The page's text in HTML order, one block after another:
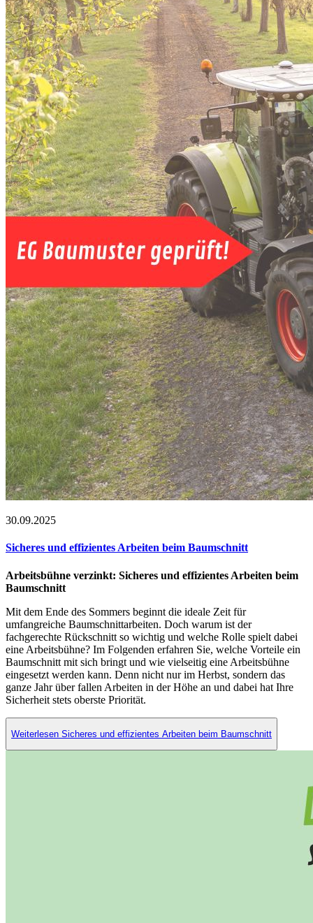
30.09.2025
Sicheres und effizientes Arbeiten beim Baumschnitt
Arbeitsbühne verzinkt: Sicheres und effizientes Arbeiten beim
Baumschnitt
Mit dem Ende des Sommers beginnt die ideale Zeit für
umfangreiche Baumschnittarbeiten. Doch warum ist der
fachgerechte Rückschnitt so wichtig und welche Rolle spielt dabei
eine Arbeitsbühne? Im Folgenden erfahren Sie, welche Vorteile ein
Baumschnitt mit sich bringt und wie vielseitig eine Arbeitsbühne
eingesetzt werden kann. Denn nicht nur im Herbst, sondern das
ganze Jahr über fallen Arbeiten in der Höhe an und dabei hat Ihre
Sicherheit stets oberste Priorität.
Weiterlesen Sicheres und effizientes Arbeiten beim Baumschnitt